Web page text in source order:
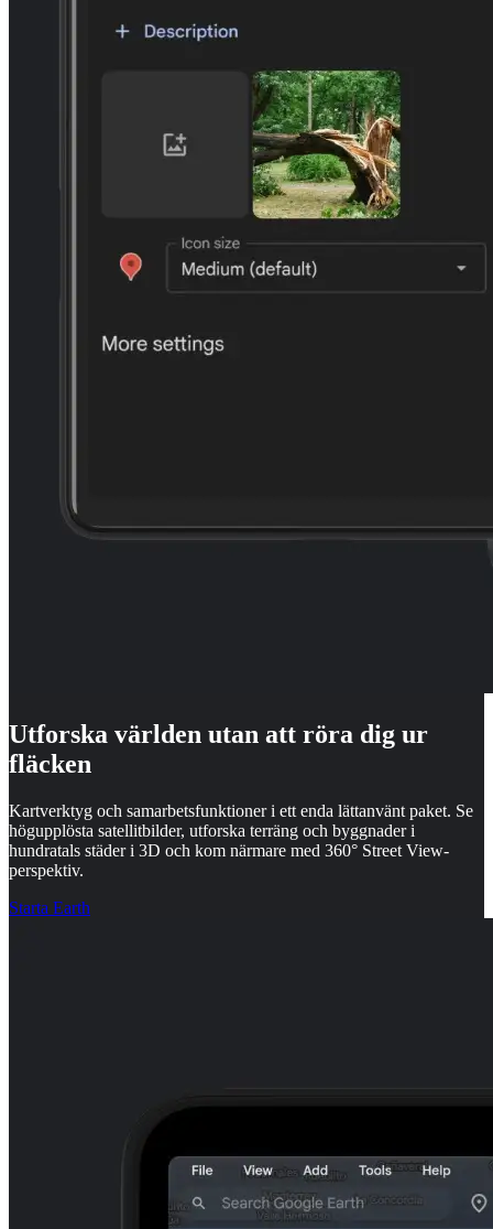
Utforska världen utan att röra dig ur
fläcken
Kartverktyg och samarbetsfunktioner i ett enda lättanvänt paket. Se
högupplösta satellitbilder, utforska terräng och byggnader i
hundratals städer i 3D och kom närmare med 360° Street View-
perspektiv.
Starta Earth